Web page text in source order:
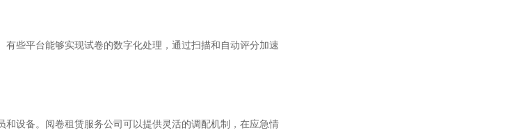
些平台能够实现试卷的数字化处理，通过扫描和自动评分加速
设备。阅卷租赁服务公司可以提供灵活的调配机制，在应急情